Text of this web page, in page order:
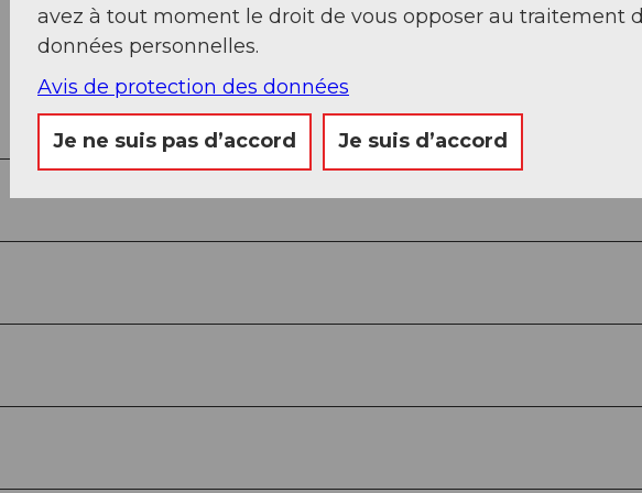
avez à tout moment le droit de vous opposer au traitement
données personnelles.
Avis de protection des données
Je ne suis pas d’accord Je suis d’accord